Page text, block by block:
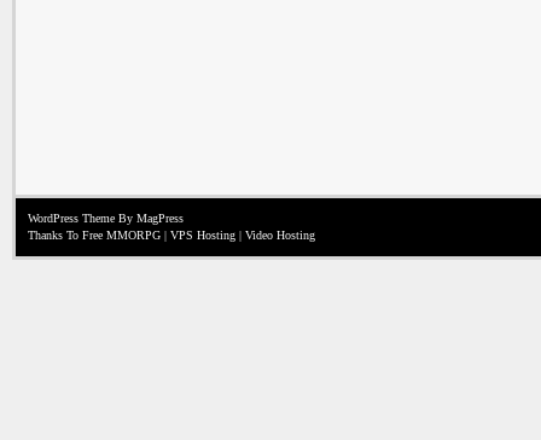
WordPress Theme By MagPress
Thanks To Free MMORPG | VPS Hosting | Video Hosting